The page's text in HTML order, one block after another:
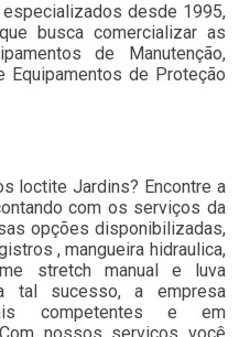
desde 1995,
busca comercializar as
de Manutenção,
Equipamentos de Proteção
loctite Jardins? Encontre a
com os serviços da
opções disponibilizadas,
, mangueira hidraulica,
stretch manual e luva
tal sucesso, a empresa
competentes e em